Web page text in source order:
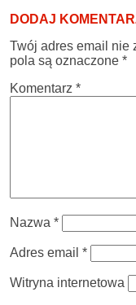
DODAJ
Twój adres email nie
pola są oznaczone *
Komentarz *
Nazwa *
Adres email *
Witryna internetowa